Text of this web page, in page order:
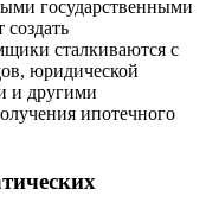
государственными
сталкиваются с
юридической
и другими
ипотечного